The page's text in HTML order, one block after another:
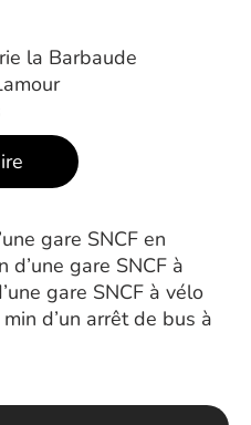
la Barbaude
gare SNCF en
gare SNCF à
gare SNCF à vélo
d’un arrêt de bus à